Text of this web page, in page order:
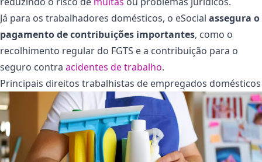
Já para os trabalhadores domésticos, o eSocial assegura o
pagamento de contribuições importantes, como o
recolhimento regular do FGTS e a contribuição para o
seguro contra acidentes de trabalho.
Principais direitos trabalhistas de empregados domésticos